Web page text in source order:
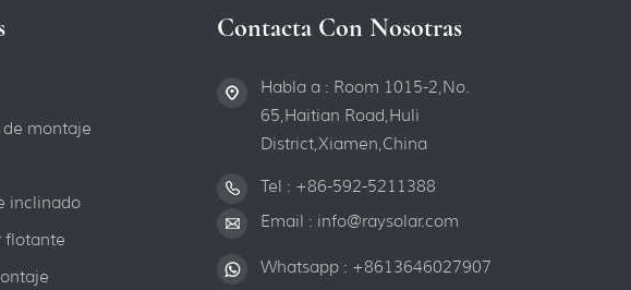
de montaje
inclinado
flotante
Contacta Con Nosotras
Habla a : Room 1015-2,No.
65,Haitian Road,Huli
District,Xiamen,China
Tel : +86-592-5211388
Email : info@raysolar.com
Whatsapp : +8613646027907